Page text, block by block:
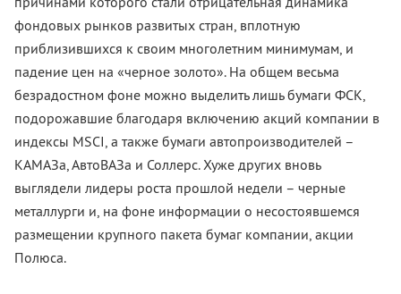
фондовых рынков развитых стран, вплотную
приблизившихся к своим многолетним минимумам, и
падение цен на «черное золото». На общем весьма
безрадостном фоне можно выделить лишь бумаги ФСК,
подорожавшие благодаря включению акций компании в
индексы MSCI, а также бумаги автопроизводителей –
КАМАЗа, АвтоВАЗа и Соллерс. Хуже других вновь
выглядели лидеры роста прошлой недели – черные
металлурги и, на фоне информации о несостоявшемся
размещении крупного пакета бумаг компании, акции
Полюса.